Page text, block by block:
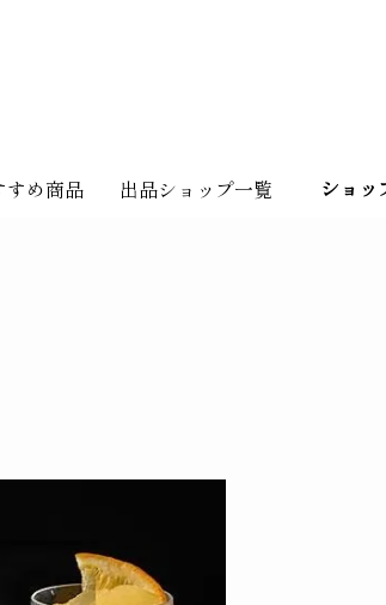
すめ商品 出品ショップ一覧 ショッ